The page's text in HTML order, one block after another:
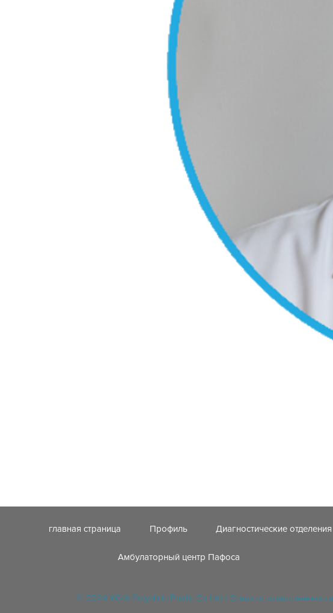
© 2024 YGIA Polyclinic Public Co Ltd / Отказ от ответственности
главная страница Профиль Диагностические отделения
Амбулаторный центр Пафоса